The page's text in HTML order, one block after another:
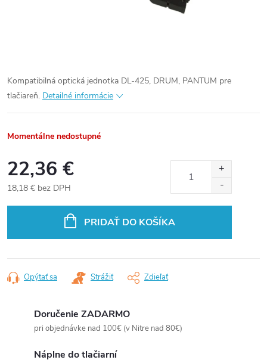
Kompatibilná optická jednotka DL-425, DRUM, PANTUM pre
tlačiareň. Detailné informácie
Momentálne nedostupné
22,36 €
18,18 € bez DPH
PRIDAŤ DO KOŠÍKA
Opýtať sa Strážiť Zdieľať
Doručenie ZADARMO
pri objednávke nad 100€ (v Nitre nad 80€)
Náplne do tlačiarní